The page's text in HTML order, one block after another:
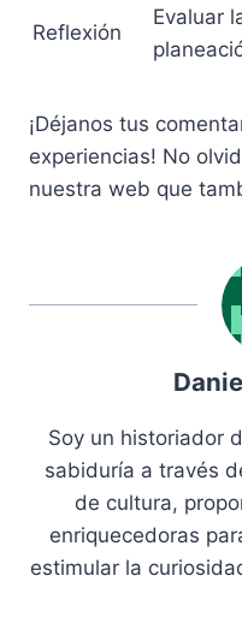
Reflexión
Evaluar
¡Déjanos tus
experiencias! No
nuestra web que
Soy un historiador
sabiduría a través
de cultura,
enriquecedoras
estimular la